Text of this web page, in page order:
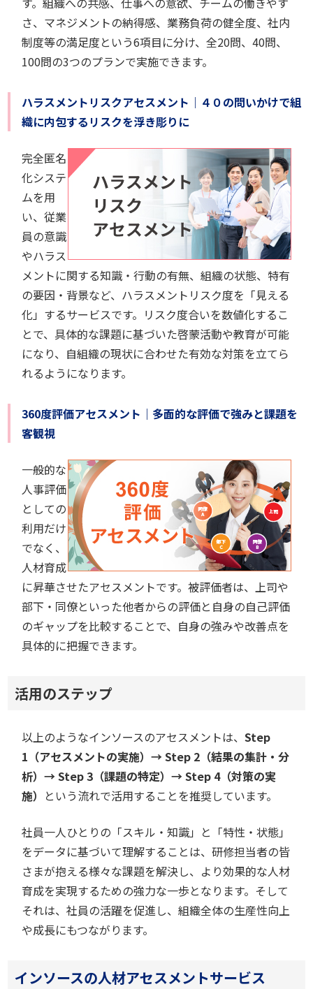
さ、マネジメントの納得感、業務負荷の健全度、社内
制度等の満足度という6項目に分け、全20問、40問、
100問の3つのプランで実施できます。
ハラスメントリスクアセスメント｜４０の問いかけで組
織に内包するリスクを浮き彫りに
完全匿名
化システ
ムを用
い、従業
員の意識
やハラス
メントに関する知識・行動の有無、組織の状態、特有
の要因・背景など、ハラスメントリスク度を「見える
化」するサービスです。リスク度合いを数値化するこ
とで、具体的な課題に基づいた啓蒙活動や教育が可能
になり、自組織の現状に合わせた有効な対策を立てら
れるようになります。
360度評価アセスメント｜多面的な評価で強みと課題を
客観視
一般的な
人事評価
としての
利用だけ
でなく、
人材育成
に昇華させたアセスメントです。被評価者は、上司や
部下・同僚といった他者からの評価と自身の自己評価
のギャップを比較することで、自身の強みや改善点を
具体的に把握できます。
活用のステップ
以上のようなインソースのアセスメントは、Step
1（アセスメントの実施）→ Step 2（結果の集計・分
析）→ Step 3（課題の特定）→ Step 4（対策の実
施） という流れで活用することを推奨しています。
社員一人ひとりの「スキル・知識」と「特性・状態」
をデータに基づいて理解することは、研修担当者の皆
さまが抱える様々な課題を解決し、より効果的な人材
育成を実現するための強力な一歩となります。そして
それは、社員の活躍を促進し、組織全体の生産性向上
や成長にもつながります。
インソースの人材アセスメントサービス